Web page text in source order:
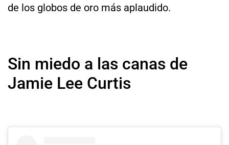
de los globos de oro más aplaudido.
Sin miedo a las canas de
Jamie Lee Curtis